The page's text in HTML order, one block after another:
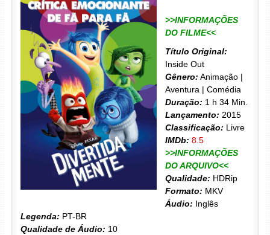
>>INFORMAÇÕES
DO FILME<<
Título Original:
Inside Out
Gênero: Animação |
Aventura | Comédia
Duração: 1 h 34 Min.
Lançamento: 2015
Classificação: Livre
IMDb: 8.5
>>INFORMAÇÕES
DO ARQUIVO<<
Qualidade: HDRip
Formato: MKV
Áudio: Inglês
Legenda: PT-BR
Qualidade de Áudio: 10